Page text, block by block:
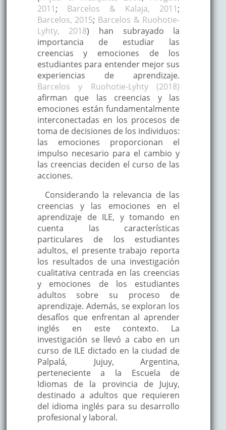
2011; Barcelos & Kalaja, 2011;
Barcelos, 2015; Barcelos & Ruohotie-
Lyhty, 2018) han subrayado la
importancia de estudiar las
creencias y emociones de los
estudiantes para entender mejor sus
experiencias de aprendizaje.
Barcelos y Ruohotie-Lyhty (2018)
afirman que las creencias y las
emociones están fundamentalmente
interconectadas en los procesos de
toma de decisiones de los individuos:
las emociones proporcionan el
impulso necesario para el cambio y
las creencias deciden el curso de las
acciones.
Considerando la relevancia de las
creencias y las emociones en el
aprendizaje de ILE, y tomando en
cuenta las características
particulares de los estudiantes
adultos, el presente trabajo reporta
los resultados de una investigación
cualitativa centrada en las creencias
y emociones de los estudiantes
adultos sobre su proceso de
aprendizaje. Además, se exploran los
desafíos que enfrentan al aprender
inglés en este contexto. La
investigación se llevó a cabo en un
curso de ILE dictado en la ciudad de
Palpalá, Jujuy, Argentina,
perteneciente a la Escuela de
Idiomas de la provincia de Jujuy,
destinado a adultos que requieren
del idioma inglés para su desarrollo
profesional y laboral.